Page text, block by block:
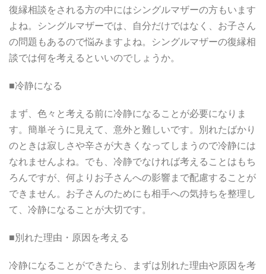
復縁相談をされる方の中にはシングルマザーの方もいます
よね。シングルマザーでは、自分だけではなく、お子さん
の問題もあるので悩みますよね。シングルマザーの復縁相
談では何を考えるといいのでしょうか。
■冷静になる
まず、色々と考える前に冷静になることが必要になりま
す。簡単そうに見えて、意外と難しいです。別れたばかり
のときは寂しさや辛さが大きくなってしまうので冷静には
なれませんよね。でも、冷静でなければ考えることはもち
ろんですが、何よりお子さんへの影響まで配慮することが
できません。お子さんのためにも相手への気持ちを整理し
て、冷静になることが大切です。
■別れた理由・原因を考える
冷静になることができたら、まずは別れた理由や原因を考